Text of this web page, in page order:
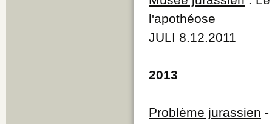
l'apothéose
JULI 8.12.2011
2013
Problème jurassien -